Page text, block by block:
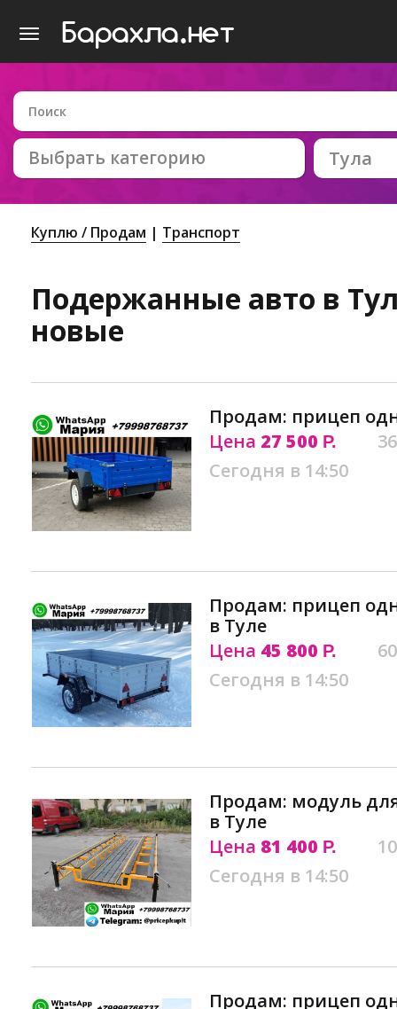
Выбрать категорию Тула
Куплю / Продам Транспорт
Подержанные авто в
новые
Продам: прицеп
Цена 27 500 Р.
Сегодня в 14:50
Продам: прицеп
в Туле
Цена 45 800 Р.
Сегодня в 14:50
Продам: модуль
в Туле
Цена 81 400 Р.
Сегодня в 14:50
Продам: прицеп